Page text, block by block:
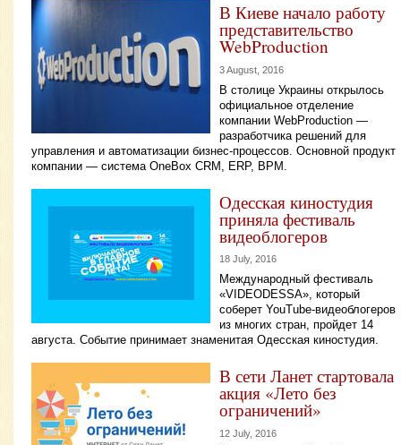
В Киеве начало работу
представительство
WebProduction
3 August, 2016
В столице Украины открылось
официальное отделение
компании WebProduction —
разработчика решений для
управления и автоматизации бизнес-процессов. Основной продукт
компании — система OneBox CRM, ERP, BPM.
Одесская киностудия
приняла фестиваль
видеоблогеров
18 July, 2016
Международный фестиваль
«VIDEODESSA», который
соберет YouTube-видеоблогеров
из многих стран, пройдет 14
августа. Событие принимает знаменитая Одесская киностудия.
В сети Ланет стартовала
акция «Лето без
ограничений»
12 July, 2016